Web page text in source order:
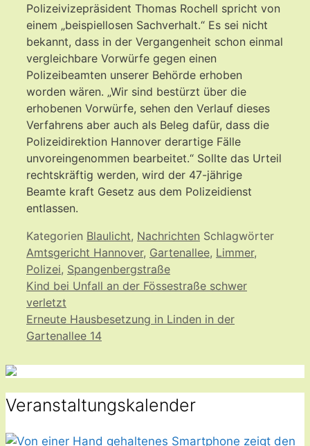
Polizeivizepräsident Thomas Rochell spricht von
einem „beispiellosen Sachverhalt.“ Es sei nicht
bekannt, dass in der Vergangenheit schon einmal
vergleichbare Vorwürfe gegen einen
Polizeibeamten unserer Behörde erhoben
worden wären. „Wir sind bestürzt über die
erhobenen Vorwürfe, sehen den Verlauf dieses
Verfahrens aber auch als Beleg dafür, dass die
Polizeidirektion Hannover derartige Fälle
unvoreingenommen bearbeitet.“ Sollte das Urteil
rechtskräftig werden, wird der 47-jährige
Beamte kraft Gesetz aus dem Polizeidienst
entlassen.
Kategorien Blaulicht, Nachrichten Schlagwörter
Amtsgericht Hannover, Gartenallee, Limmer,
Polizei, Spangenbergstraße
Kind bei Unfall an der Fössestraße schwer
verletzt
Erneute Hausbesetzung in Linden in der
Gartenallee 14
Veranstaltungskalender